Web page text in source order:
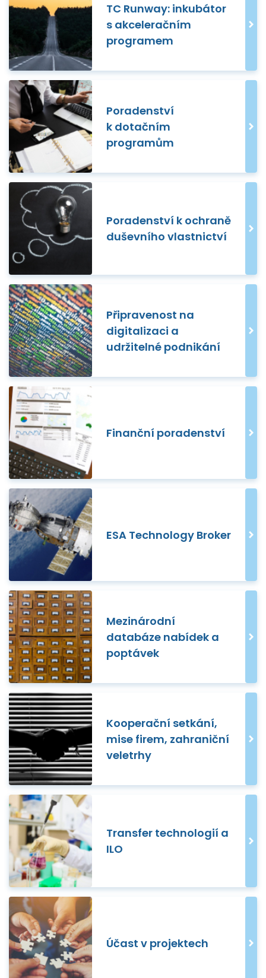
TC Runway: inkubátor
s akceleračním
programem
Poradenství
k dotačním
programům
Poradenství k ochraně
duševního vlastnictví
Připravenost na
digitalizaci a
udržitelné podnikání
Finanční poradenství
ESA Technology Broker
Mezinárodní
databáze nabídek a
poptávek
Kooperační setkání,
mise firem, zahraniční
veletrhy
Transfer technologií a
ILO
Účast v projektech